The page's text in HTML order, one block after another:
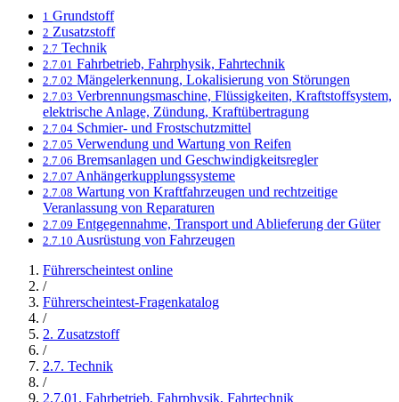
1 Grundstoff
2 Zusatzstoff
2.7 Technik
2.7.01 Fahrbetrieb, Fahrphysik, Fahrtechnik
2.7.02 Mängelerkennung, Lokalisierung von Störungen
2.7.03 Verbrennungsmaschine, Flüssigkeiten, Kraftstoffsystem,
elektrische Anlage, Zündung, Kraftübertragung
2.7.04 Schmier- und Frostschutzmittel
2.7.05 Verwendung und Wartung von Reifen
2.7.06 Bremsanlagen und Geschwindigkeitsregler
2.7.07 Anhängerkupplungssysteme
2.7.08 Wartung von Kraftfahrzeugen und rechtzeitige
Veranlassung von Reparaturen
2.7.09 Entgegennahme, Transport und Ablieferung der Güter
2.7.10 Ausrüstung von Fahrzeugen
Führerscheintest online
/
Führerscheintest-Fragenkatalog
/
2. Zusatzstoff
/
2.7. Technik
/
2.7.01. Fahrbetrieb, Fahrphysik, Fahrtechnik